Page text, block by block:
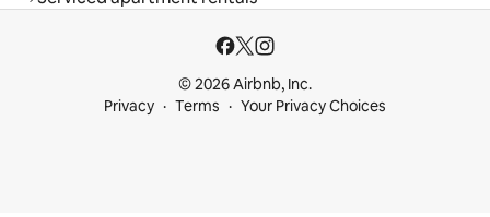
© 2026 Airbnb, Inc.
Privacy
Terms Your Privacy Choices